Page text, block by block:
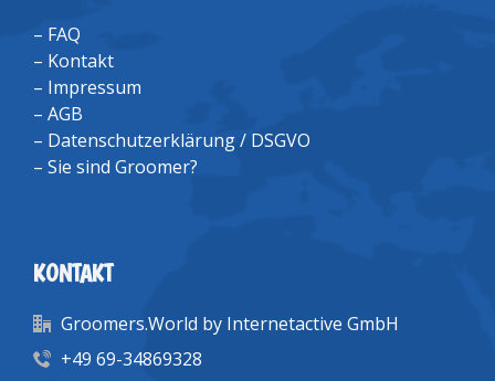
– FAQ
– Kontakt
– Impressum
– AGB
– Datenschutzerklärung / DSGVO
– Sie sind Groomer?
KONTAKT
Groomers.World by Internetactive GmbH
+49 69-34869328